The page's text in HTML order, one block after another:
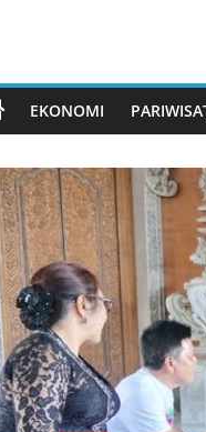
EKONOMI